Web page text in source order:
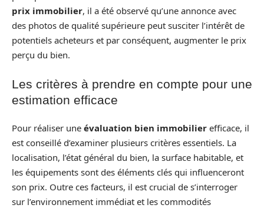
prix immobilier, il a été observé qu’une annonce avec
des photos de qualité supérieure peut susciter l’intérêt de
potentiels acheteurs et par conséquent, augmenter le prix
perçu du bien.
Les critères à prendre en compte pour une
estimation efficace
Pour réaliser une évaluation bien immobilier efficace, il
est conseillé d’examiner plusieurs critères essentiels. La
localisation, l’état général du bien, la surface habitable, et
les équipements sont des éléments clés qui influenceront
son prix. Outre ces facteurs, il est crucial de s’interroger
sur l’environnement immédiat et les commodités